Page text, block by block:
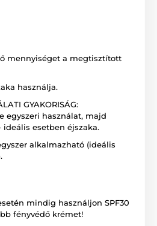
mennyiséget a megtisztított
használja.
GYAKORISÁG:
egyszeri használat, majd
ideális esetben éjszaka.
alkalmazható (ideális
mindig használjon SPF30
fényvédő krémet!